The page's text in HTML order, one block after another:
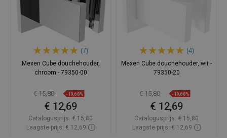
(7)
Mexen Cube douchehouder,
chroom - 79350-00
€ 15,80 -19,68%
€ 12,69
Catalogusprijs: € 15,80
Laagste prijs: € 12,69
(4)
Mexen Cube douchehouder, wit -
79350-20
€ 15,80 -19,68%
€ 12,69
Catalogusprijs: € 15,80
Laagste prijs: € 12,69